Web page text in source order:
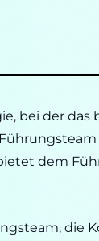
bei der
dem
die